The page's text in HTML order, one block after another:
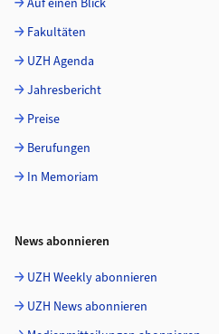
Auf einen Blick
Fakultäten
UZH Agenda
Jahresbericht
Preise
Berufungen
In Memoriam
News abonnieren
UZH Weekly abonnieren
UZH News abonnieren